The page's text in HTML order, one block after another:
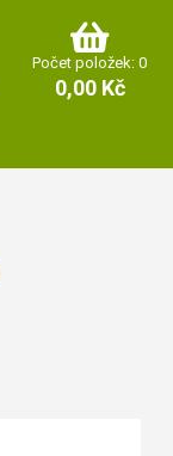
Počet položek: 0
0,00 Kč